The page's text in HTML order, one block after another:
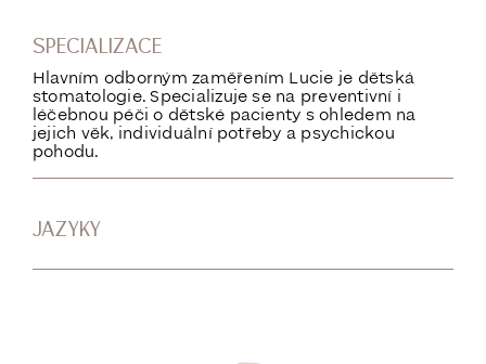
SPECIALIZACE
Hlavním odborným zaměřením Lucie je dětská
stomatologie. Specializuje se na preventivní i
léčebnou péči o dětské pacienty s ohledem na
jejich věk, individuální potřeby a psychickou
pohodu.
JAZYKY